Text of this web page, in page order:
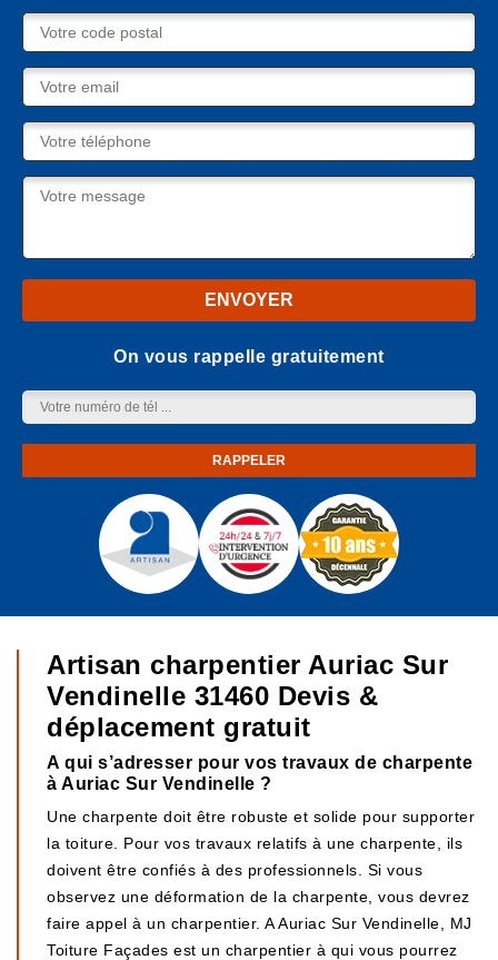
On vous rappelle gratuitement
Artisan charpentier Auriac Sur
Vendinelle 31460 Devis &
déplacement gratuit
A qui s’adresser pour vos travaux de charpente
à Auriac Sur Vendinelle ?
Une charpente doit être robuste et solide pour supporter
la toiture. Pour vos travaux relatifs à une charpente, ils
doivent être confiés à des professionnels. Si vous
observez une déformation de la charpente, vous devrez
faire appel à un charpentier. A Auriac Sur Vendinelle, MJ
Toiture Façades est un charpentier à qui vous pourrez